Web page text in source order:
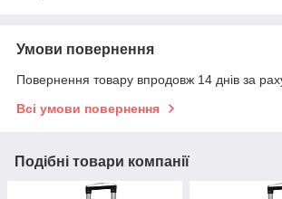
Умови повернення
Повернення товару впродовж 14 днів за
Всі умови повернення
Подібні товари компанії